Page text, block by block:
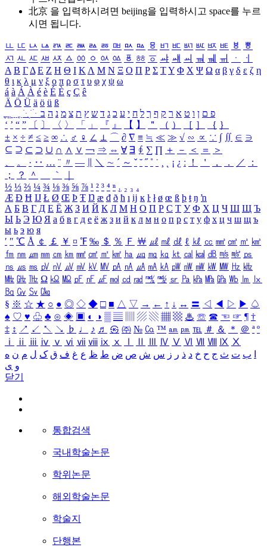
北京 을 입력하시려면 beijing을 입력하시고 space를 누르
시면 됩니다.
ㅥ ㅦ ㅧ ㅨ ㅩ ㅪ ㅫ ㅬ ㅭ ㅮ ㅯ ㅰ ㅱ ㅲ ㅳ ㅴ ㅵ ㅶ ㅷ ㅸ
ㅹ
ㅺ ㅻ ㅼ ㅽ ㅾ ㅿ ㆀ ㆁ ㆂ ㆃ ㆄ ㆅ ㆆ ㆇ ㆈ ㆉ ㆊ ㆋ ㆌ ㆍ
ㆎ
Α Β ΓΔ Ε Ζ Η Θ Ι ΚΛ Μ Ν Ξ Ο Π Ρ Σ ΤΥ Φ Χ Ψ Ω α β γ δ ε ζ η
θ ι κ λ μ ν ξ ο π ρ σ τ υ φ χ ψ ω
á à Á À é è É È ç Ç ê
Ä Ö Ü ä ö ü ß
ִֶֹ ֻּ ׁׂ פ ם ן ו ט א ר ק ף ך ל ח י ע כ ג ד ש ץ ת צ מ נ ה ב
‘ ’ “ ” 〔 〕 〈 〉 「 」 『 』 【 】 ＂ （ ） ［ ］ ｛ ｝
± × ÷ ≠ ≤ ≥ ∞ ∴ ♂ ♀ ∠ ⊥ ⌒ ∂ ∇ ≡ ≒ ≪ ≫ √ ∽ ∝ ∵ ∫ ∬ ∈ ∋
⊆ ⊇ ⊂ ⊃ ∪ ∩ ∧ ∨ ￢ ⇒ ⇔ ∀ ∃ ∮ ∑ ∏ ＋ － ＜ ＝
＞
、
。 · ‥ … ¨ 〃 ― ＼ ∼ ´ ～ ˇ ˘ ˝ ˚ ˙ ¸ ¡ ¿ ː ！ ＇ ， ． ／
：
；
？ ＾ ｀
½ ⅓ ⅔ ¼ ¾ ⅛ ⅜ ⅝ ⅞ ¹ ² ³ ⁴ ⁿ ₁ ₂ ₃ ₄
Æ Ð Ħ Ĳ Ł Ø Œ Þ Ŧ Ŋ æ đ ð ħ ı ĳ ĸ ŀ ł ø œ ß þ ŧ ŋ ŉ
А Б В Г Д Е Ё Ж З И Й К Л М Н О П Р С Т У Ф Х Ц Ч Ш Щ Ъ
Ы Ь Э Ю Я а б в г д е ё ж з и й к л м н о п р с т у ф х ц ч ш щ ъ
ы ь э ю я
′ ″ ℃ Å ￠ ￡ ￥ ¤ ℉ ‰ ＄ ％ Ｆ ￦ ㎕ ㎖ ㎗ ℓ ㎘ ㏄ ㎣ ㎤ ㎥ ㎦
㎙ ㎚ ㎛ ㎜ ㎝ ㎞ ㎟ ㎠ ㎡ ㎢ ㏊ ㎍ ㎎ ㎏ ㏏ ㎈ ㎉ ㏈ ㎧ ㎨ ㎰
㎱ ㎲ ㎳ ㎴ ㎵ ㎶ ㎷ ㎸ ㎹ ㎀ ㎁ ㎂ ㎃ ㎄ ㎺ ㎻ ㎽ ㎾ ㎿ ㎐ ㎑
㎒ ㎓ ㎔ Ω ㏀ ㏁ ㎊ ㎋ ㎌ ㏖ ㏅ ㎭ ㎮ ㎯ ㏛ ㎩ ㎪ ㎫ ㎬ ㏝ ㏐
㏓
㏃ ㏉ ㏜ ㏆
§ ※ ☆ ★ ○ ● ◎ ◇ ◆ □ ■ △ ▽ → ← ↑ ↓ ↔ 〓 ◁ ◀ ▷ ▶ ♤
♠ ♡ ♥ ♧ ♣ ⊙ ◈ ▣ ◐ ◑ ▒ ▤ ▨ ▧ ▦ ▩ ♨ ☏ ☎ ☜ ☞ ¶ †
‡ ↕ ↗ ↙ ↖ ↘ ♭ ♩ ♪ ♬ ㉿ ㈜ № ㏇ ™ ㏂ ㏘ ℡ ＃ ＆ ＊ ＠ ª º
ⅰ
ⅱ ⅲ ⅳ ⅴ ⅵ ⅶ ⅷ ⅸ ⅹ Ⅳ Ⅴ Ⅵ Ⅶ Ⅷ Ⅸ Ⅹ
ب ت ث ج ح خ د ذ ر ز س ش ص ض ط ظ ع غ ف ق ک ل م ن ه
و ی
닫기
통합검색
국내학술논문
학위논문
해외학술논문
학술지
단행본